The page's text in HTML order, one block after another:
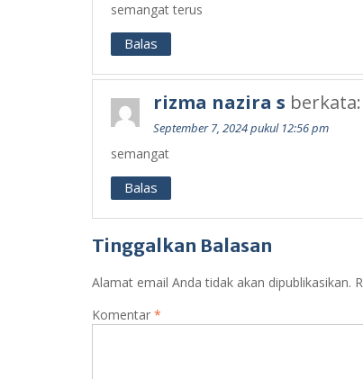
semangat terus
Balas
rizma nazira s berkata:
September 7, 2024 pukul 12:56 pm
semangat
Balas
Tinggalkan Balasan
Alamat email Anda tidak akan dipublikasikan.
Komentar *